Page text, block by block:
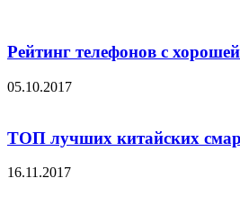
Рейтинг телефонов с
05.10.2017
ТОП лучших китайских
16.11.2017